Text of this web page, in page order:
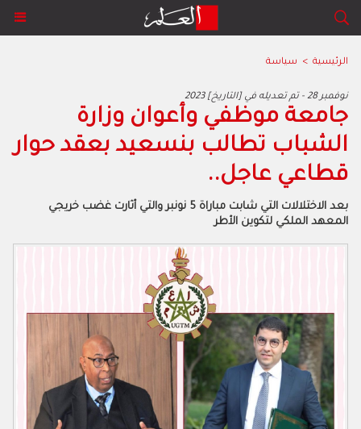
الرئيسية > سياسة
2023 نوفمبر 28 - تم تعديله في [التاريخ]
جامعة موظفي وأعوان وزارة
الشباب تطالب بنسعيد بعقد حوار
قطاعي عاجل..
بعد الاختلالات التي شابت مباراة 5 نونبر والتي أثارت غضب خريجي
المعهد الملكي لتكوين الأطر